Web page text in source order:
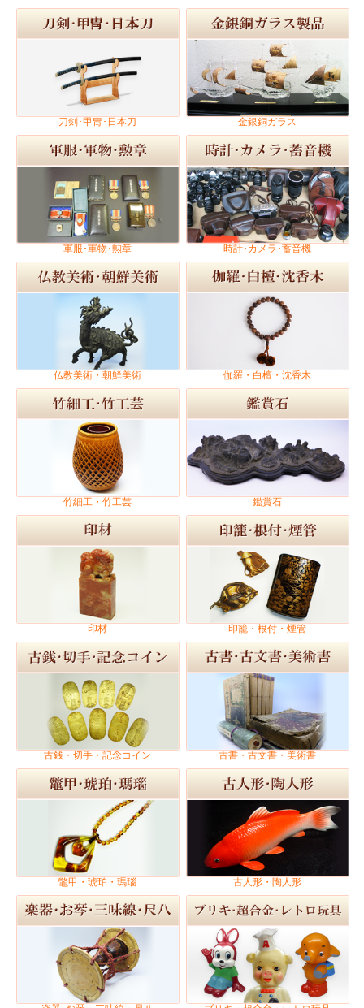
刀剣･甲冑･日本刀 金銀銅ガラス
軍服･軍物･勲章 時計･カメラ･蓄音機
仏教美術・朝鮮美術 伽羅・白檀・沈香木
竹細工・竹工芸 鑑賞石
印材 印籠・根付・煙管
古銭・切手・記念コイン 古書・古文書・美術書
鼈甲・琥珀・瑪瑙 古人形・陶人形